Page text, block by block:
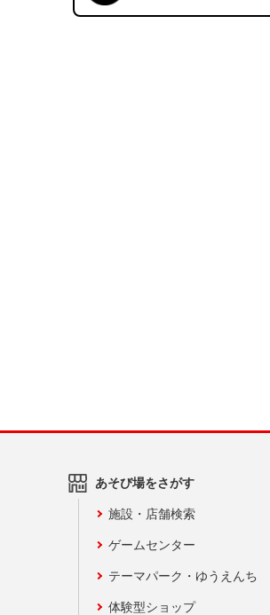
あそび場をさがす
施設・店舗検索
ゲームセンター
テーマパーク・ゆうえんち
体験型ショップ